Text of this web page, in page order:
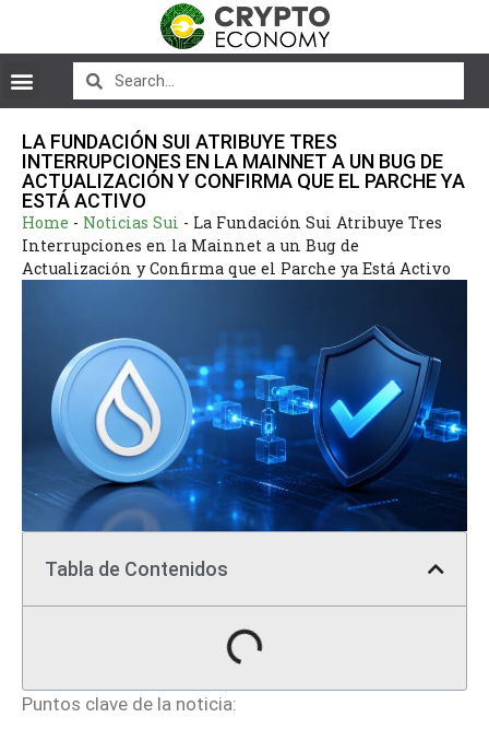
LA FUNDACIÓN SUI ATRIBUYE TRES
INTERRUPCIONES EN LA MAINNET A UN BUG DE
ACTUALIZACIÓN Y CONFIRMA QUE EL PARCHE YA
ESTÁ ACTIVO
Home - Noticias Sui - La Fundación Sui Atribuye Tres
Interrupciones en la Mainnet a un Bug de
Actualización y Confirma que el Parche ya Está Activo
Tabla de Contenidos
Puntos clave de la noticia: